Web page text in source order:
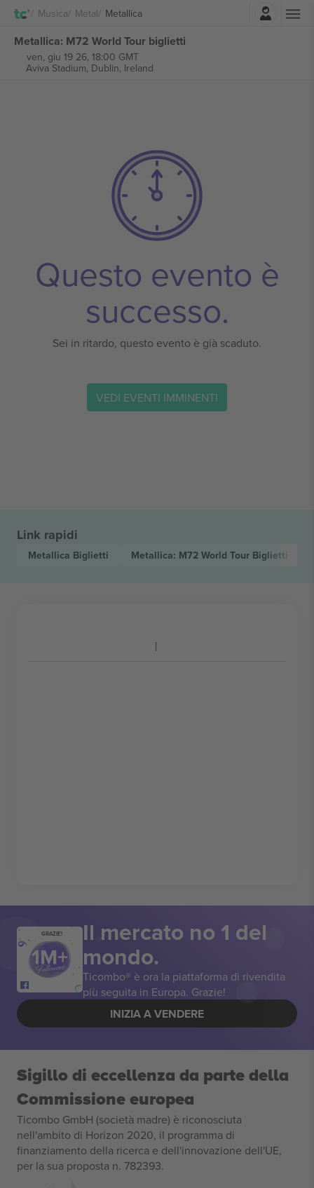
Musica Metal Metallica
Metallica: M72 World Tour biglietti
ven, giu 19 26, 18:00 GMT
Aviva Stadium, Dublin, Ireland
Questo evento è
successo.
Sei in ritardo, questo evento è già scaduto.
VEDI EVENTI IMMINENTI
Link rapidi
Metallica Biglietti Metallica: M72 World Tour Biglietti
GRAZIE! Il mercato no 1 del
mondo.
Ticombo® è ora la piattaforma di rivendita
più seguita in Europa. Grazie!
INIZIA A VENDERE
Sigillo di eccellenza da parte della
Commissione europea
Ticombo GmbH (società madre) è riconosciuta
nell'ambito di Horizon 2020, il programma di
finanziamento della ricerca e dell'innovazione dell'UE,
per la sua proposta n. 782393.